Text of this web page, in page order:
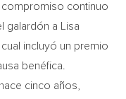
continuo
galardón a
Lisa
cual incluyó un premio
benéfica.
cinco años,